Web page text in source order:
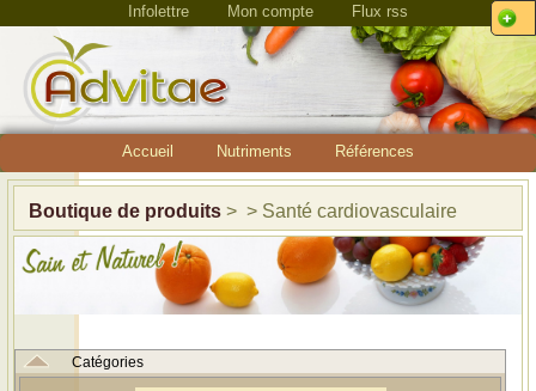
Infolettre Mon compte Flux rss
Accueil Nutriments Références
Boutique de produits > > Santé cardiovasculaire
Catégories